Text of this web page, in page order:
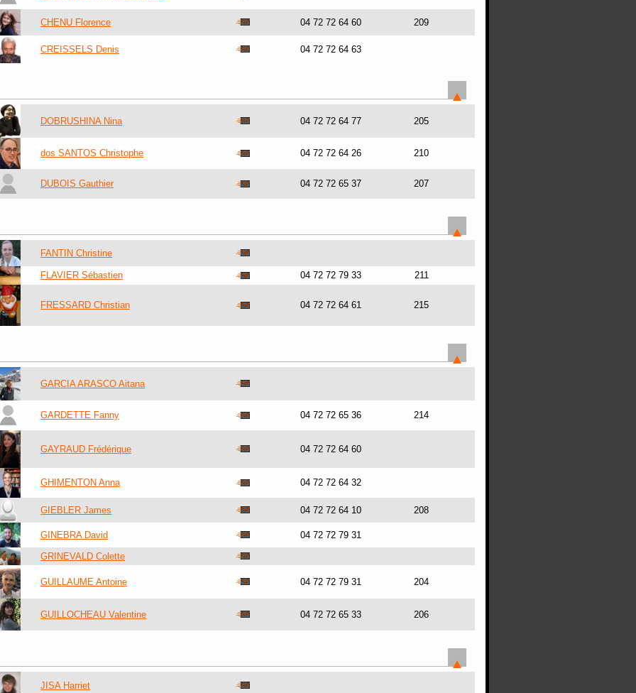
CHENU Florence 04 72 72 64 60 209
CREISSELS Denis 04 72 72 64 63
DOBRUSHINA Nina 04 72 72 64 77 205
dos SANTOS Christophe 04 72 72 64 26 210
DUBOIS Gauthier 04 72 72 65 37 207
FANTIN Christine
FLAVIER Sébastien 04 72 72 79 33 211
FRESSARD Christian 04 72 72 64 61 215
GARCIA ARASCO Aitana
GARDETTE Fanny 04 72 72 65 36 214
GAYRAUD Frédérique 04 72 72 64 60
GHIMENTON Anna 04 72 72 64 32
GIEBLER James 04 72 72 64 10 208
GINEBRA David
04 72 72 79 31
GRINEVALD Colette
GUILLAUME Antoine 04 72 72 79 31 204
GUILLOCHEAU Valentine 04 72 72 65 33 206
JISA Harriet